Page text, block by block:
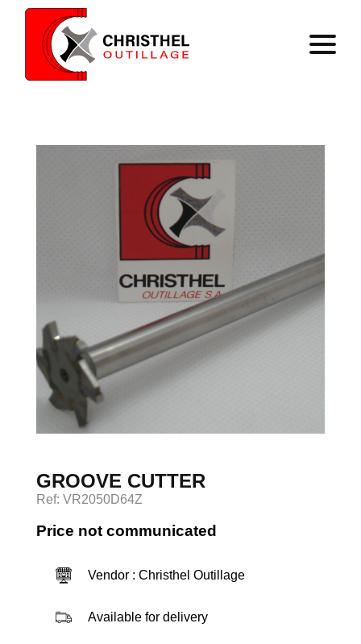
Expertise
Catalog
Contact
Register
GROOVE CUTTER
Ref: VR2050D64Z
Price not communicated
Vendor : Christhel Outillage
Available for delivery